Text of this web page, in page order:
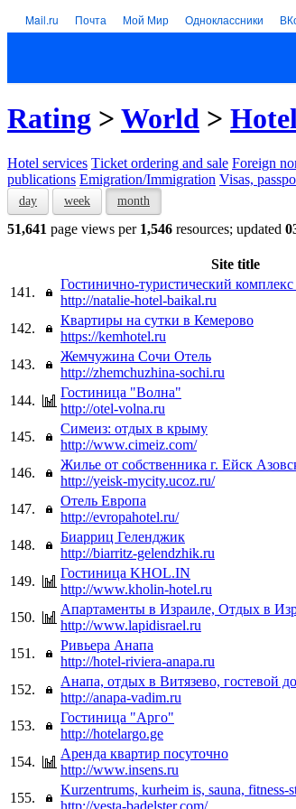
Mail.ru Почта Мой Мир Одноклассники
Rating > World >
Hotel services Тicket ordering and sale Foreign
publications Emigration/Immigration Visas,
day week month
51,641 page views per 1,546 resources; updated
Site title
141.
Гостинично-туристический
http://natalie-hotel-baikal.ru
142.
Квартиры на сутки в Кемерово
https://kemhotel.ru
143.
Жемчужина Сочи Отель
http://zhemchuzhina-sochi.ru
144.
Гостиница "Волна"
http://otel-volna.ru
145.
Симеиз: отдых в крыму
http://www.cimeiz.com/
146.
Жилье от собственника г. Ейск
http://yeisk-mycity.ucoz.ru/
147.
Отель Европа
http://evropahotel.ru/
148.
Биарриц Геленджик
http://biarritz-gelendzhik.ru
149.
Гостиница KHOL.IN
http://www.kholin-hotel.ru
150.
Апартаменты в Израиле, Отдых в
http://www.lapidisrael.ru
151.
Ривьера Анапа
http://hotel-riviera-anapa.ru
152.
Анапа, отдых в Витязево, гостевой
http://anapa-vadim.ru
153.
Гостиница "Арго"
http://hotelargo.ge
154.
Аренда квартир посуточно
http://www.insens.ru
155.
Kurzentrums, kurheim is, sauna, fitness-
http://vesta-badelster.com/